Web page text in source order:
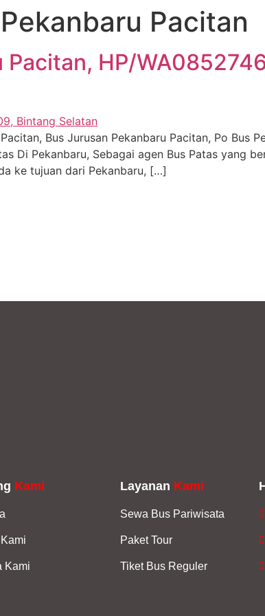
Pacitan
Pacitan, HP/
Bus Jurusan Pekanbaru Pacitan, Po Bus
Di Pekanbaru, Sebagai agen Bus Patas yang
ke tujuan dari Pekanbaru, […]
Kami
Kami
Layanan Kami
Sewa Bus Pariwisata
Paket Tour
Tiket Bus Reguler